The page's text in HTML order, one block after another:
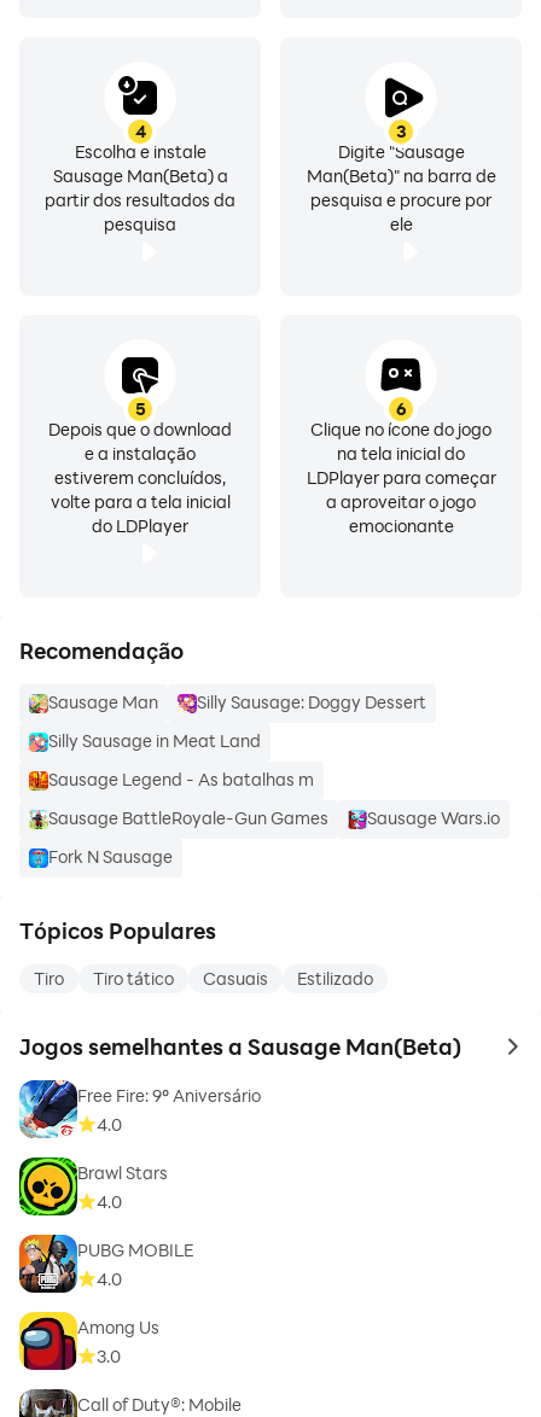
3
Digite "Sausage
Man(Beta)" na barra de
pesquisa e procure por
ele
4
Escolha e instale
Sausage Man(Beta) a
partir dos resultados da
pesquisa
5
Depois que o download
e a instalação
estiverem concluídos,
volte para a tela inicial
do LDPlayer
6
Clique no ícone do jogo
na tela inicial do
LDPlayer para começar
a aproveitar o jogo
emocionante
Recomendação
Sausage Man
Silly Sausage: Doggy Dessert
Silly Sausage in Meat Land
Sausage Legend - As batalhas m
Sausage BattleRoyale-Gun Games
Sausage Wars.io
Fork N Sausage
Tópicos Populares
Tiro Tiro tático Casuais Estilizado
Jogos semelhantes a Sausage Man(Beta) to
Free Fire: 9º Aniversário
4.0
Brawl Stars
4.0
PUBG MOBILE
4.0
Among Us
3.0
Call of Duty®: Mobile